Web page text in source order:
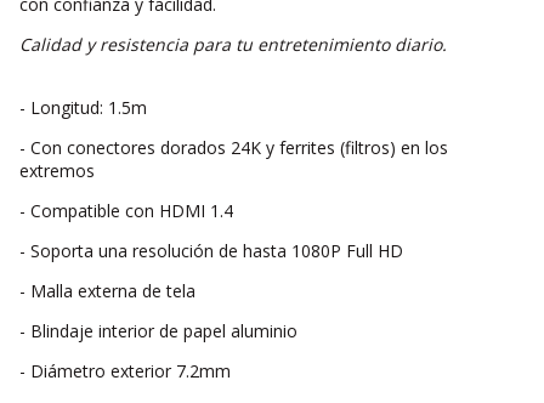
Calidad y resistencia para tu entretenimiento diario.
- Longitud: 1.5m
- Con conectores dorados 24K y ferrites (filtros) en los
extremos
- Compatible con HDMI 1.4
- Soporta una resolución de hasta 1080P Full HD
- Malla externa de tela
- Blindaje interior de papel aluminio
- Diámetro exterior 7.2mm